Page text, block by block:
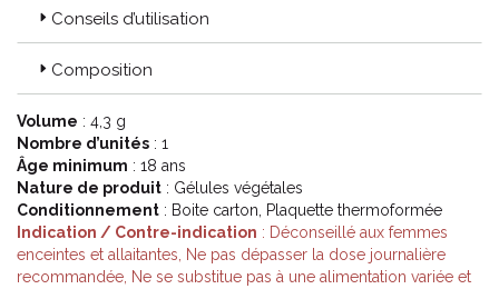
Conseils d’utilisation
Composition
Volume : 4,3 g
Nombre d’unités : 1
Âge minimum : 18 ans
Nature de produit : Gélules végétales
Conditionnement : Boite carton, Plaquette thermoformée
Indication / Contre-indication : Déconseillé aux femmes
enceintes et allaitantes, Ne pas dépasser la dose journalière
recommandée, Ne se substitue pas à une alimentation variée et